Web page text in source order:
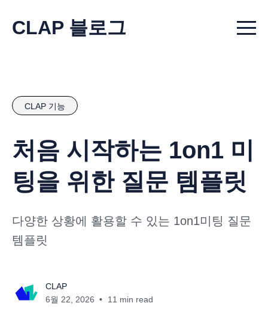
CLAP 블로그 Menu
CLAP 기능
처음 시작하는 1on1 미
팅을 위한 질문 템플릿
다양한 상황에 활용할 수 있는 1on1미팅 질문
템플릿
CLAP
6월 22, 2026
11 min read